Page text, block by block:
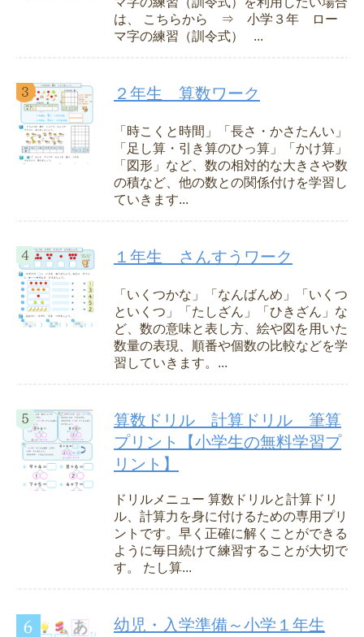
は、 こちらから ⇒ 小学３年 ロー
マ字の練習（訓令式） ...
２年生 算数ワーク
「時こくと時間」「長さ・かさたんい」
「足し算・引き算のひっ算」「かけ算」
「図形」など、数の相対的な大きさや数
の積など、他の数との関係付けを学習し
ていきます...
１年生 さんすうワーク
「いくつかな」「なんばんめ」「いくつ
といくつ」「たしざん」「ひきざん」な
ど、数の意味と表し方、絵や図を用いた
数量の表現、順番や個数の比較などを学
習していきます。...
算数ドリル 計算ドリル 筆算
プリント【小学生の無料学習プ
リント】
ドリルメニュー 算数ドリルと計算ドリ
ル、計算力を身に付けるための専用プリ
ントです。早く正確に解くことができる
ように毎日続けて練習することが大切で
す。 たし算...
幼児・入学準備～小学１年生